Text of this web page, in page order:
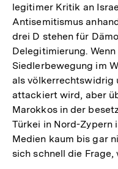
legitimer Kritik an
Antisemitismus
drei D stehen für
Delegitimierung.
Siedlerbewegung im
als völkerrechtswidrig
attackiert wird, aber
Marokkos in der
Türkei in Nord-Zypern
Medien kaum bis gar
sich schnell die Frage,